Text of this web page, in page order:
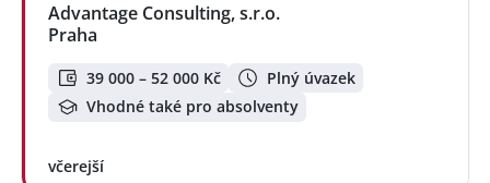
Advantage Consulting, s.r.o.
Praha
39 000 – 52 000 Kč
Plný úvazek
Vhodné také pro absolventy
včerejší